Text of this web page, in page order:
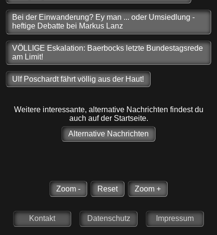
Bei der Einwanderung? Ey man ... oder Umsiedlung -
heftige Debatte bei Markus Lanz
VÖLLIGE Eskalation: Baerbocks letzte Bundestagsrede
am Limit!
Ulf Poschardt fährt völlig aus der Haut!
Weitere interessante, alternative Nachrichten findest du
auch auf der Startseite.
Alternative Nachrichten
Zoom - Reset Zoom +
Kontakt Datenschutz Impressum